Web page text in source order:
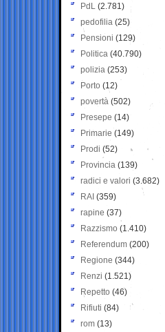
PdL (2.781)
pedofilia (25)
Pensioni (129)
Politica (40.790)
polizia (253)
Porto (12)
povertà (502)
Presepe (14)
Primarie (149)
Prodi (52)
Provincia (139)
radici e valori (3.682)
RAI (359)
rapine (37)
Razzismo (1.410)
Referendum (200)
Regione (344)
Renzi (1.521)
Repetto (46)
Rifiuti (84)
rom (13)